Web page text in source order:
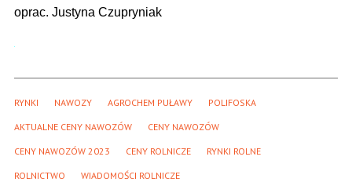
oprac. Justyna Czupryniak
RYNKI NAWOZY AGROCHEM PUŁAWY POLIFOSKA
AKTUALNE CENY NAWOZÓW CENY NAWOZÓW
CENY NAWOZÓW 2023 CENY ROLNICZE RYNKI ROLNE
ROLNICTWO WIADOMOŚCI ROLNICZE